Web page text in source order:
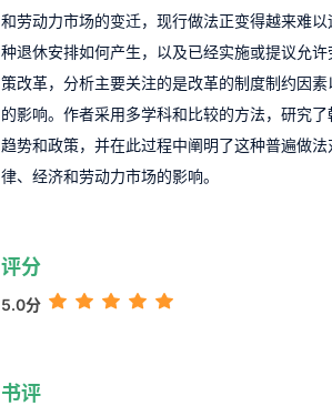
和劳动力市场的变迁，现行做法正变得越来难
种退休安排如何产生，以及已经实施或提议允
策改革，分析主要关注的是改革的制度制约因
的影响。作者采用多学科和比较的方法，研究
趋势和政策，并在此过程中阐明了这种普遍做
律、经济和劳动力市场的影响。
评分
5.0分
书评